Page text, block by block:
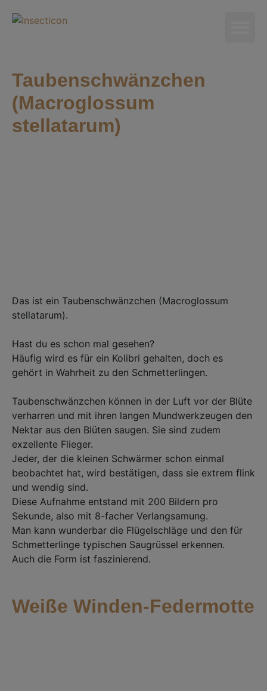
Taubenschwänzchen
(Macroglossum
stellatarum)
Das ist ein Taubenschwänzchen (Macroglossum
stellatarum).⁣
Hast du es schon mal gesehen?⁣
Häufig wird es für ein Kolibri gehalten, doch es
gehört in Wahrheit zu den Schmetterlingen. ⁣
Taubenschwänzchen können in der Luft vor der Blüte
verharren und mit ihren langen Mundwerkzeugen den
Nektar aus den Blüten saugen. Sie sind zudem
exzellente Flieger. ⁣
Jeder, der die kleinen Schwärmer schon einmal
beobachtet hat, wird bestätigen, dass sie extrem flink
und wendig sind. ⁣
Diese Aufnahme entstand mit 200 Bildern pro
Sekunde, also mit 8-facher Verlangsamung. ⁣
Man kann wunderbar die Flügelschläge und den für
Schmetterlinge typischen Saugrüssel erkennen.⁣
Auch die Form ist faszinierend.
Weiße Winden-Federmotte